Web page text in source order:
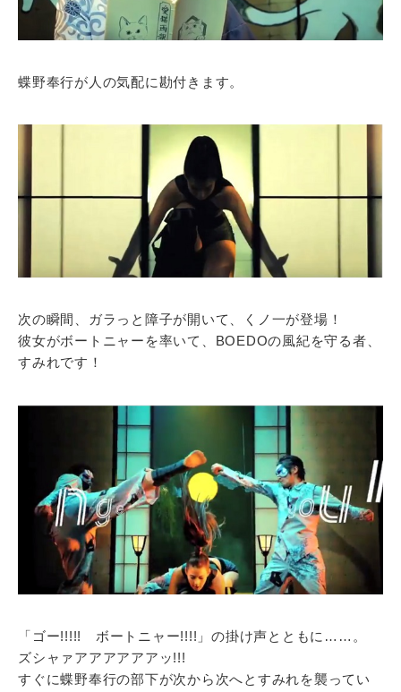
蝶野奉行が人の気配に勘付きます。
次の瞬間、ガラっと障子が開いて、くノ一が登場！
彼女がボートニャーを率いて、BOEDOの風紀を守る者、
すみれです！
「ゴー!!!!! ボートニャー!!!!」の掛け声とともに……。
ズシャァアアアアアアッ!!!
すぐに蝶野奉行の部下が次から次へとすみれを襲ってい